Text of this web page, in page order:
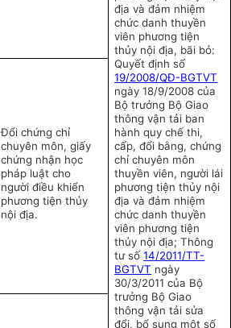
địa và đảm nhiệm
chức danh thuyền
viên phương tiện
thủy nội địa, bãi bỏ:
Quyết định số
19/2008/QĐ-BGTVT
ngày 18/9/2008 của
Bộ trưởng Bộ Giao
thông vận tải ban
hành quy chế thi,
cấp, đổi bằng, chứng
chỉ chuyên môn
thuyền viên, người lái
phương tiện thủy nội
địa và đảm nhiệm
chức danh thuyền
viên phương tiện
thủy nội địa; Thông
tư số14/2011/TT-
BGTVT ngày
30/3/2011 của Bộ
trưởng Bộ Giao
thông vận tải sửa
đổi, bổ sung một số
Đổi chứng chỉ
chuyên môn, giấy
chứng nhận học
pháp luật cho
người điều khiển
phương tiện thủy
nội địa.